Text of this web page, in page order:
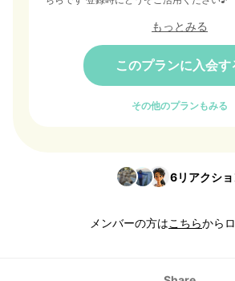
もっとみる
このプランに入会す
その他のプランもみる
6リアクシ
メンバーの方はこちらから